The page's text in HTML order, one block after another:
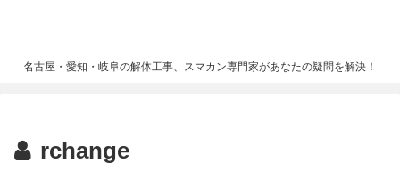
名古屋・愛知・岐阜の解体工事、スマカン専門家があなたの疑問を解決！
rchange